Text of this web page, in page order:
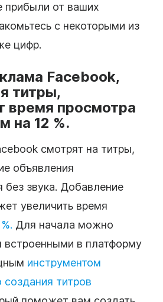
прибыли от ваших
с некоторыми из
цифр.
Facebook,
титры,
время просмотра
на 12 %.
смотрят на титры,
объявления
без звука. Добавление
увеличить время
Для начала можно
встроенными в платформу
инструментом
создания титров